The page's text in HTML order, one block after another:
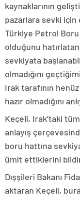
kaynaklarının
pazarlara sevki için
Türkiye Petrol Boru
olduğunu
sevkiyata
olmadığını
Irak tarafının
hazır olmadığını
Keçeli, Irak’taki
anlayış
boru hattına
ümit ettiklerini
Dışşileri Bakanı
aktaran Keçeli,